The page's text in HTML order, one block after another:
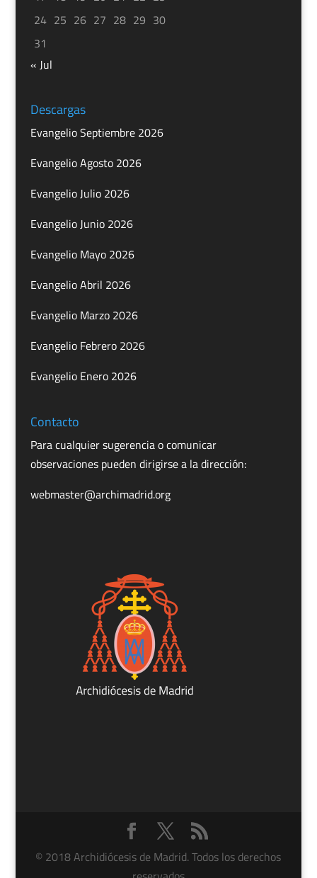
24 25 26 27 28 29 30
31
« Jul
Descargas
Evangelio Septiembre 2026
Evangelio Agosto 2026
Evangelio Julio 2026
Evangelio Junio 2026
Evangelio Mayo 2026
Evangelio Abril 2026
Evangelio Marzo 2026
Evangelio Febrero 2026
Evangelio Enero 2026
Contacto
Para cualquier sugerencia o comunicar
observaciones pueden dirigirse a la dirección:
webmaster@archimadrid.org
© 2018 Archidiócesis de Madrid. Todos los derechos